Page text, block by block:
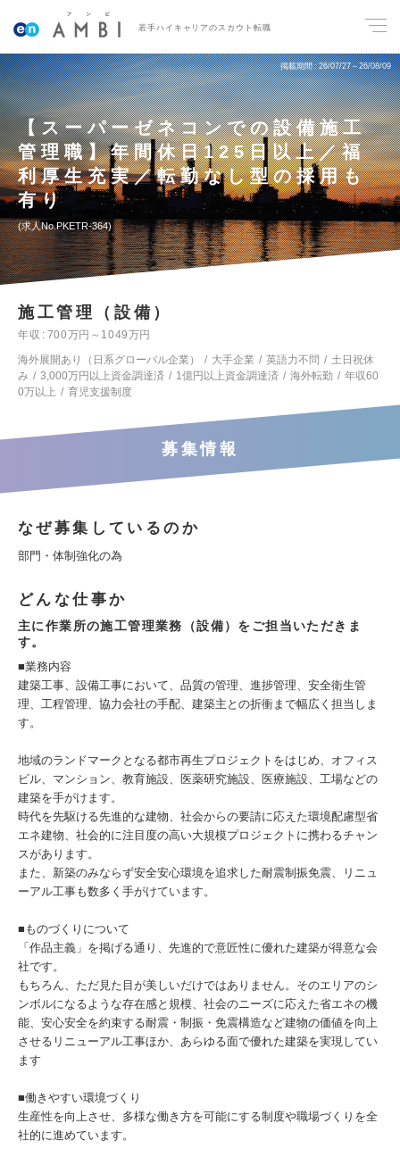
若手ハイキャリアのスカウト転職
掲載期間 26/07/27～26/08/09
【スーパーゼネコンでの設備施工
管理職】年間休日125日以上／福
利厚生充実／転勤なし型の採用も
有り
求人No.PKETR-364
施工管理（設備）
年収
700万円～1049万円
海外展開あり（日系グローバル企業）
大手企業 英語力不問
土日祝休
み
3,000万円以上資金調達済 1億円以上資金調達済 海外転勤
年収60
0万以上
育児支援制度
募集情報
なぜ募集しているのか
部門・体制強化の為
どんな仕事か
主に作業所の施工管理業務（設備）をご担当いただきま
す。
■業務内容
建築工事、設備工事において、品質の管理、進捗管理、安全衛生管
理、工程管理、協力会社の手配、建築主との折衝まで幅広く担当しま
す。
地域のランドマークとなる都市再生プロジェクトをはじめ、オフィス
ビル、マンション、教育施設、医薬研究施設、医療施設、工場などの
建築を手がけます。
時代を先駆ける先進的な建物、社会からの要請に応えた環境配慮型省
エネ建物、社会的に注目度の高い大規模プロジェクトに携わるチャン
スがあります。
また、新築のみならず安全安心環境を追求した耐震制振免震、リニュ
ーアル工事も数多く手がけています。
■ものづくりについて
「作品主義」を掲げる通り、先進的で意匠性に優れた建築が得意な会
社です。
もちろん、ただ見た目が美しいだけではありません。そのエリアのシ
ンボルになるような存在感と規模、社会のニーズに応えた省エネの機
能、安心安全を約束する耐震・制振・免震構造など建物の価値を向上
させるリニューアル工事ほか、あらゆる面で優れた建築を実現してい
ます
■働きやすい環境づくり
生産性を向上させ、多様な働き方を可能にする制度や職場づくりを全
社的に進めています。